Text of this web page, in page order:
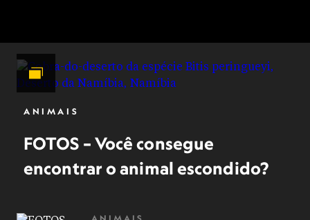
ANIMAIS
FOTOS – Você consegue
encontrar o animal escondido?